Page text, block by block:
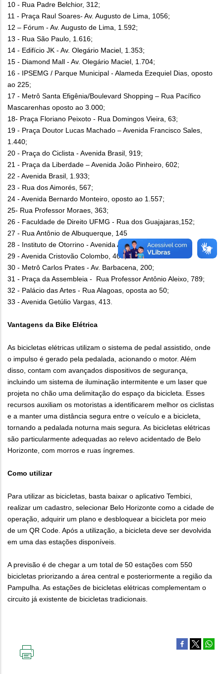
10 - Rua Padre Belchior, 312;
11 - Praça Raul Soares- Av. Augusto de Lima, 1056;
12 – Fórum - Av. Augusto de Lima, 1.592;
13 - Rua São Paulo, 1.616;
14 - Edifício JK - Av. Olegário Maciel, 1.353;
15 - Diamond Mall - Av. Olegário Maciel, 1.704;
16 - IPSEMG / Parque Municipal - Alameda Ezequiel Dias, oposto
ao 225;
17 - Metrô Santa Efigênia/Boulevard Shopping – Rua Pacífico
Mascarenhas oposto ao 3.000;
18- Praça Floriano Peixoto - Rua Domingos Vieira, 63;
19 - Praça Doutor Lucas Machado – Avenida Francisco Sales,
1.440;
20 - Praça do Ciclista - Avenida Brasil, 919;
21 - Praça da Liberdade – Avenida João Pinheiro, 602;
22 - Avenida Brasil, 1.933;
23 - Rua dos Aimorés, 567;
24 - Avenida Bernardo Monteiro, oposto ao 1.557;
25- Rua Professor Moraes, 363;
26 - Faculdade de Direito UFMG - Rua dos Guajajaras,152;
27 - Rua Antônio de Albuquerque, 145
28 - Instituto de Otorrino - Avenida Afonso Pena, 2.928;
29 - Avenida Cristovão Colombo, 467;
30 - Metrô Carlos Prates - Av. Barbacena, 200;
31 - Praça da Assembleia - Rua Professor Antônio Aleixo, 789;
32 - Palácio das Artes - Rua Alagoas, oposta ao 50;
33 - Avenida Getúlio Vargas, 413.
Vantagens da Bike Elétrica
As bicicletas elétricas utilizam o sistema de pedal assistido, onde
o impulso é gerado pela pedalada, acionando o motor. Além
disso, contam com avançados dispositivos de segurança,
incluindo um sistema de iluminação intermitente e um laser que
projeta no chão uma delimitação do espaço da bicicleta. Esses
recursos auxiliam os motoristas a identificarem melhor os ciclistas
e a manter uma distância segura entre o veículo e a bicicleta,
tornando a pedalada noturna mais segura. As bicicletas elétricas
são particularmente adequadas ao relevo acidentado de Belo
Horizonte, com morros e ruas íngremes.
Como utilizar
Para utilizar as bicicletas, basta baixar o aplicativo Tembici,
realizar um cadastro, selecionar Belo Horizonte como a cidade de
operação, adquirir um plano e desbloquear a bicicleta por meio
de um QR Code. Após a utilização, a bicicleta deve ser devolvida
em uma das estações disponíveis.
A previsão é de chegar a um total de 50 estações com 550
bicicletas priorizando a área central e posteriormente a região da
Pampulha. As estações de bicicletas elétricas complementam o
circuito já existente de bicicletas tradicionais.